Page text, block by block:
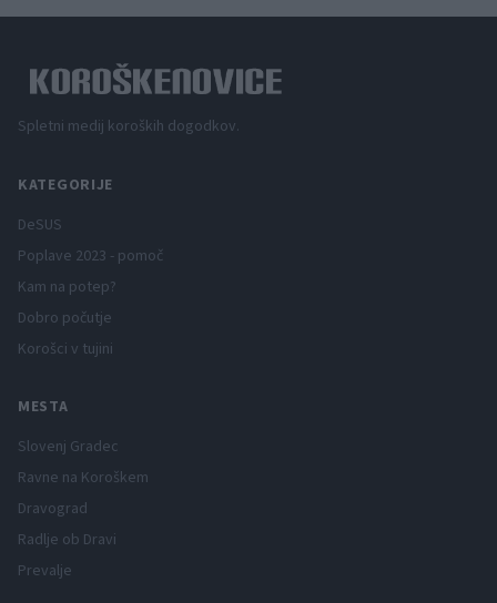
Spletni medij koroških dogodkov.
KATEGORIJE
DeSUS
Poplave 2023 - pomoč
Kam na potep?
Dobro počutje
Korošci v tujini
MESTA
Slovenj Gradec
Ravne na Koroškem
Dravograd
Radlje ob Dravi
Prevalje